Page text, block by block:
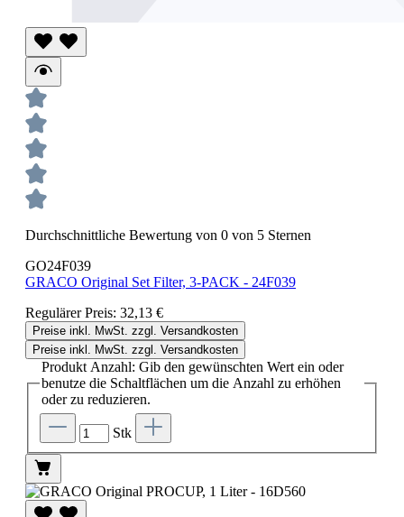
Durchschnittliche Bewertung von 0 von 5 Sternen
GO24F039
GRACO Original Set Filter, 3-PACK - 24F039
Regulärer Preis: 32,13 €
Preise inkl. MwSt. zzgl. Versandkosten
Preise inkl. MwSt. zzgl. Versandkosten
Produkt Anzahl: Gib den gewünschten Wert ein oder
benutze die Schaltflächen um die Anzahl zu erhöhen
oder zu reduzieren.
Stk